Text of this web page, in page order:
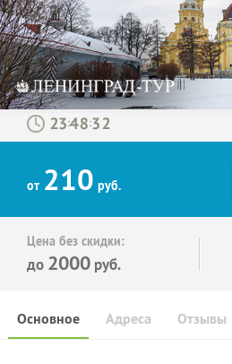
: :
от 210 руб.
Цена без скидки:
до 2000 руб.
Основное Отзывы
Адреса